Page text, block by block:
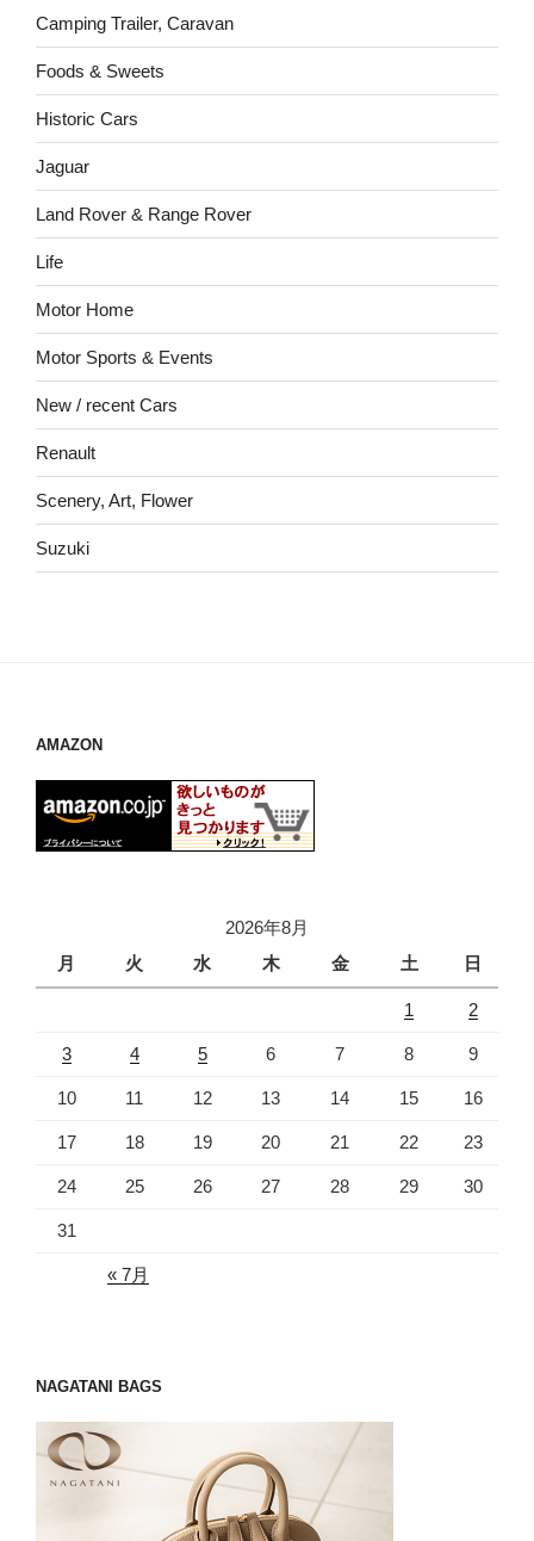
Camping Trailer, Caravan
Foods & Sweets
Historic Cars
Jaguar
Land Rover & Range Rover
Life
Motor Home
Motor Sports & Events
New / recent Cars
Renault
Scenery, Art, Flower
Suzuki
AMAZON
2026年8月
月
火 水 木 金 土 日
1 2
3 4 5 6 7 8 9
10 11 12 13 14 15 16
17 18 19 20 21 22 23
24 25 26 27 28 29 30
31
« 7月
NAGATANI BAGS